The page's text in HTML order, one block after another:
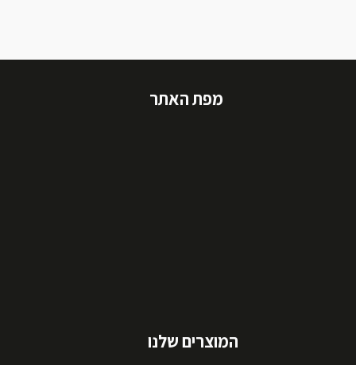
מפת האתר
המוצרים שלנו